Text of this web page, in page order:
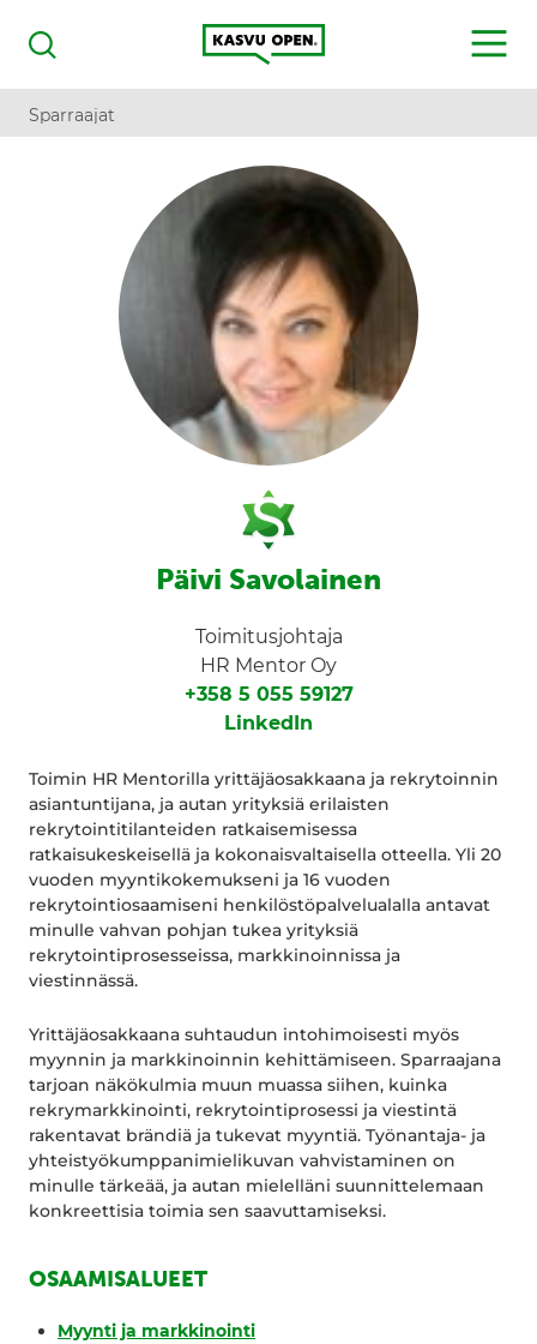
Haku
Kasvu Open
MENU
Sparraajat
Päivi Savolainen
Toimitusjohtaja
HR Mentor Oy
+358 5 055 59127
LinkedIn
Toimin HR Mentorilla yrittäjäosakkaana ja rekrytoinnin
asiantuntijana, ja autan yrityksiä erilaisten
rekrytointitilanteiden ratkaisemisessa
ratkaisukeskeisellä ja kokonaisvaltaisella otteella. Yli 20
vuoden myyntikokemukseni ja 16 vuoden
rekrytointiosaamiseni henkilöstöpalvelualalla antavat
minulle vahvan pohjan tukea yrityksiä
rekrytointiprosesseissa, markkinoinnissa ja
viestinnässä.
Yrittäjäosakkaana suhtaudun intohimoisesti myös
myynnin ja markkinoinnin kehittämiseen. Sparraajana
tarjoan näkökulmia muun muassa siihen, kuinka
rekrymarkkinointi, rekrytointiprosessi ja viestintä
rakentavat brändiä ja tukevat myyntiä. Työnantaja- ja
yhteistyökumppanimielikuvan vahvistaminen on
minulle tärkeää, ja autan mielelläni suunnittelemaan
konkreettisia toimia sen saavuttamiseksi.
OSAAMISALUEET
Myynti ja markkinointi